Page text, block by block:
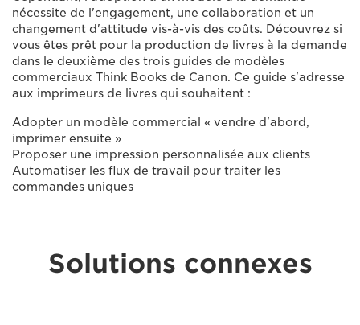
nécessite de l'engagement, une collaboration et un
changement d'attitude vis-à-vis des coûts. Découvrez si
vous êtes prêt pour la production de livres à la demande
dans le deuxième des trois guides de modèles
commerciaux Think Books de Canon. Ce guide s'adresse
aux imprimeurs de livres qui souhaitent :
Adopter un modèle commercial « vendre d'abord,
imprimer ensuite »
Proposer une impression personnalisée aux clients
Automatiser les flux de travail pour traiter les
commandes uniques
Solutions connexes